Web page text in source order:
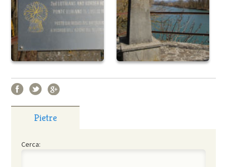
Pietre
Cerca: